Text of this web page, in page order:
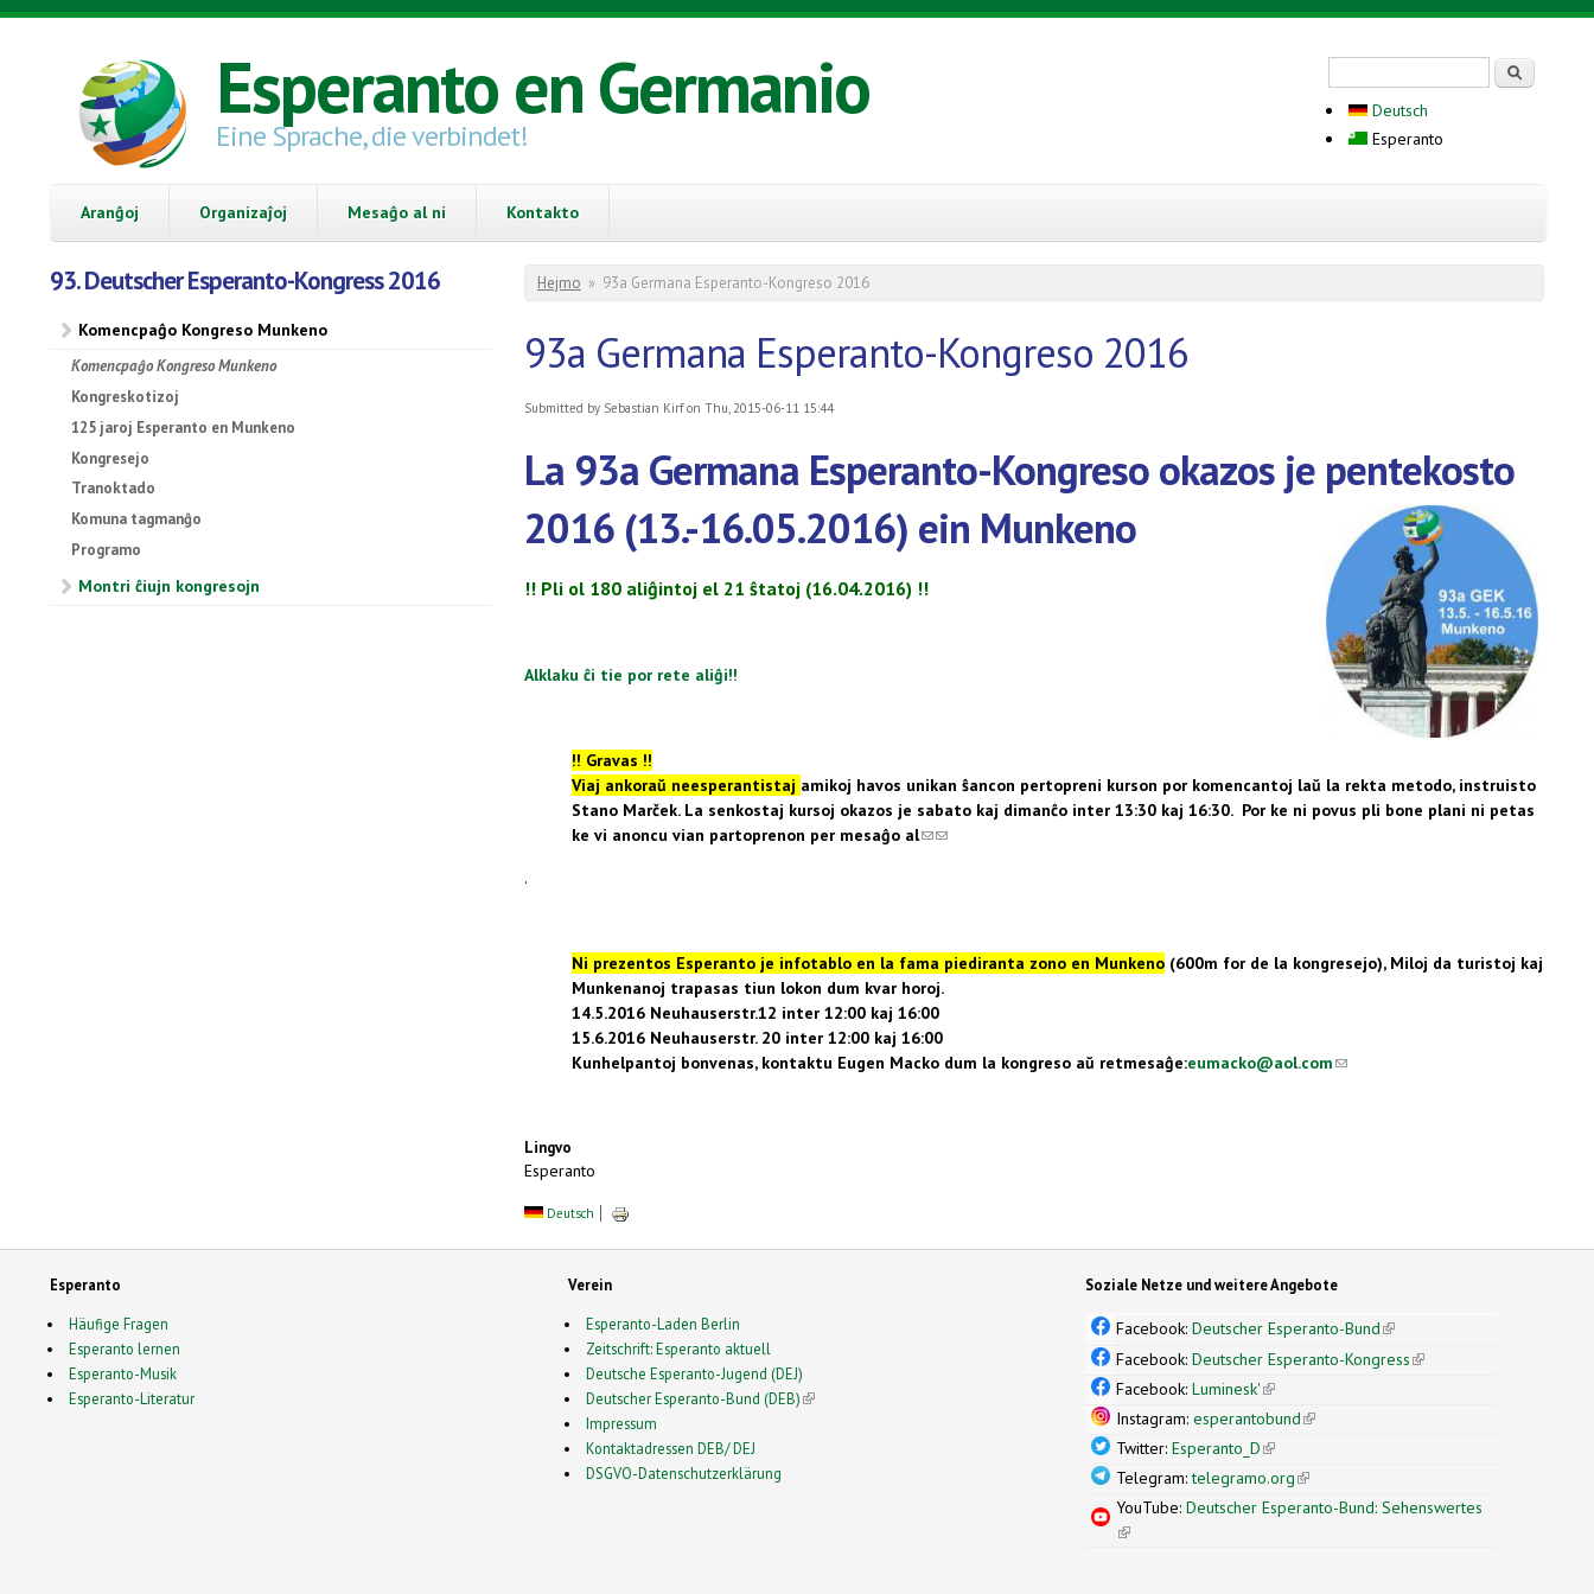
Skip to main content
Esperanto en Germanio
Eine Sprache, die verbindet!
Deutsch
Esperanto
Aranĝoj Organizaĵoj Mesaĝo al ni Kontakto
93. Deutscher Esperanto-Kongress 2016
Komencpaĝo Kongreso Munkeno
Komencpaĝo Kongreso Munkeno
Kongreskotizoj
125 jaroj Esperanto en Munkeno
Kongresejo
Tranoktado
Komuna tagmanĝo
Programo
Montri ĉiujn kongresojn
You are here
Hejmo » 93a Germana Esperanto-Kongreso 2016
93a Germana Esperanto-Kongreso 2016
Submitted by Sebastian Kirfon Thu, 2015-06-11 15:44
La 93a Germana Esperanto-Kongreso okazos je pentekosto
2016 (13.-16.05.2016) ein Munkeno
!! Pli ol 180 aliĝintoj el 21 ŝtatoj (16.04.2016) !!
Alklaku ĉi tie por rete aliĝi!!
!! Gravas !!
Viaj ankoraŭ neesperantistaj amikoj havos unikan ŝancon pertopreni kurson por komencantoj laŭ la rekta metodo, instruisto
Stano Marček. La senkostaj kursoj okazos je sabato kaj dimanĉo inter 13:30 kaj 16:30. Por ke ni povus pli bone plani ni petas
ke vi anoncu vian partoprenon per mesaĝo al(link sends e-mail)
(link sends e-mail)
.
Ni prezentos Esperanto je infotablo en la fama piediranta zono en Munkeno (600m for de la kongresejo), Miloj da turistoj kaj
Munkenanoj trapasas tiun lokon dum kvar horoj.
14.5.2016 Neuhauserstr.12 inter 12:00 kaj 16:00
15.6.2016 Neuhauserstr. 20 inter 12:00 kaj 16:00
Kunhelpantoj bonvenas, kontaktu Eugen Macko dum la kongreso aŭ retmesaĝe:eumacko@aol.com(link sends e-mail)
Lingvo
Esperanto
Deutsch
Esperanto
Häufige Fragen
Esperanto lernen
Esperanto-Musik
Esperanto-Literatur
Verein
Esperanto-Laden Berlin
Zeitschrift: Esperanto aktuell
Deutsche Esperanto-Jugend (DEJ)
Deutscher Esperanto-Bund (DEB)(link is external)
Impressum
Kontaktadressen DEB/ DEJ
DSGVO-Datenschutzerklärung
Soziale Netze und weitere Angebote
Facebook:Deutscher Esperanto-Bund(link is external)
Facebook:Deutscher Esperanto-Kongress(link is external)
Facebook:Luminesk'(link is external)
Instagram:esperantobund(link is external)
Twitter:Esperanto_D(link is external)
Telegram:telegramo.org(link is external)
YouTube:Deutscher Esperanto-Bund: Sehenswertes
(link is external)